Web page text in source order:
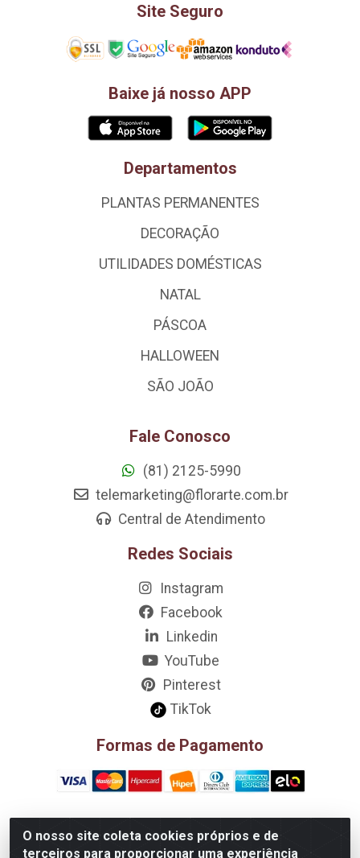
O nosso site coleta cookies próprios e de
terceiros para proporcionar uma experiência
Site Seguro
Baixe já nosso APP
Departamentos
PLANTAS PERMANENTES
DECORAÇÃO
UTILIDADES DOMÉSTICAS
NATAL
PÁSCOA
HALLOWEEN
SÃO JOÃO
Fale Conosco
(81) 2125-5990
telemarketing@florarte.com.br
Central de Atendimento
Redes Sociais
Instagram
Facebook
Linkedin
YouTube
Pinterest
TikTok
Formas de Pagamento
D&A Decoração e Ambientação LTDA - Rua Riachão, 807 –